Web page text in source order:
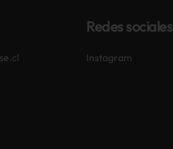
Redes sociales
Instagram